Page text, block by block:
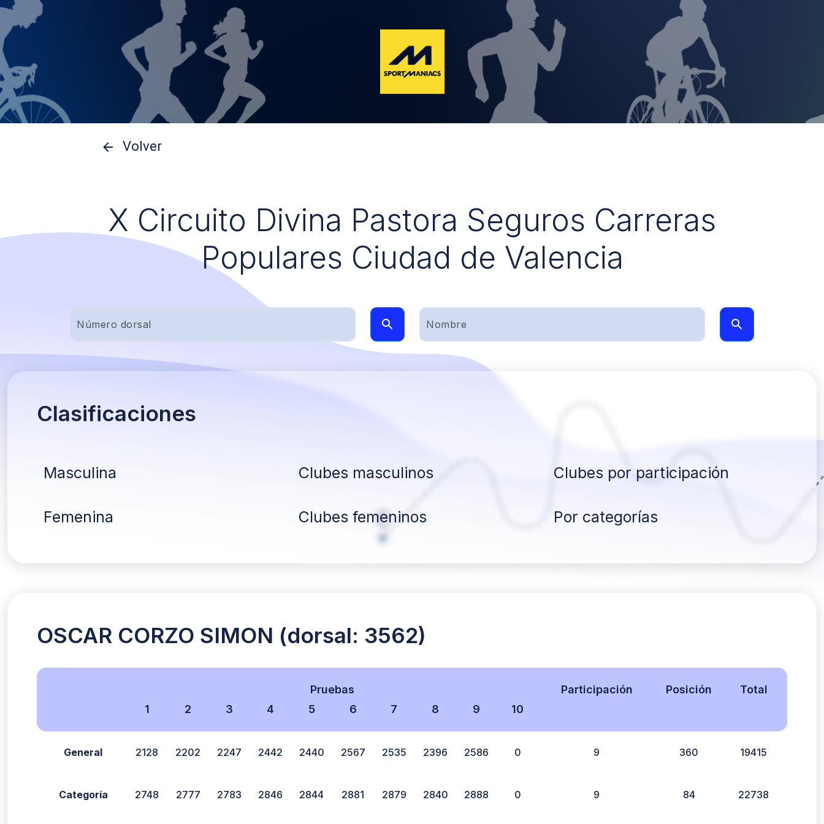
Volver
X Circuito Divina Pastora Seguros Carreras
Populares Ciudad de Valencia
Clasificaciones
Masculina Clubes masculinos Clubes por participación
Femenina Clubes femeninos Por categorías
OSCAR CORZO SIMON (dorsal: 3562)
Pruebas
1
2 3 4 5 6 7 8 9 10
Participación Posición Total
General 2128 2202 2247 2442 2440 2567 2535 2396 2586 0 9 360 19415
Categoría 2748 2777 2783 2846 2844 2881 2879 2840 2888 0 9 84 22738